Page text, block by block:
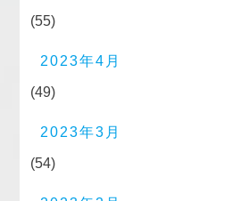
(55)
2023年4月
(49)
2023年3月
(54)